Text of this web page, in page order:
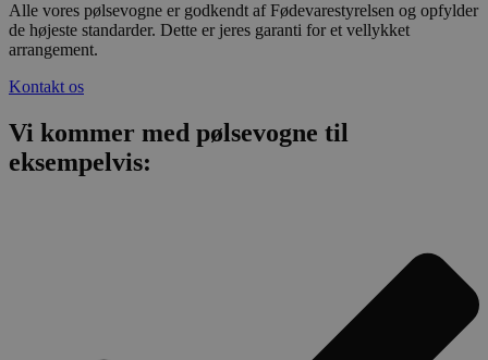
Alle vores pølsevogne er godkendt af Fødevarestyrelsen og opfylder
de højeste standarder. Dette er jeres garanti for et vellykket
arrangement.
Kontakt os
Vi kommer med pølsevogne til
eksempelvis: